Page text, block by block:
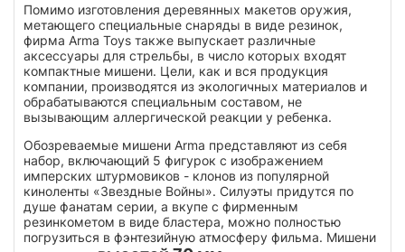
Помимо изготовления деревянных макетов оружия,
метающего специальные снаряды в виде резинок,
фирма Arma Toys также выпускает различные
аксессуары для стрельбы, в число которых входят
компактные мишени. Цели, как и вся продукция
компании, производятся из экологичных материалов и
обрабатываются специальным составом, не
вызывающим аллергической реакции у ребенка.
Обозреваемые мишени Arma представляют из себя
набор, включающий 5 фигурок с изображением
имперских штурмовиков - клонов из популярной
киноленты «Звездные Войны». Силуэты придутся по
душе фанатам серии, а вкупе с фирменным
резинкометом в виде бластера, можно полностью
погрузиться в фэнтезийную атмосферу фильма. Мишени